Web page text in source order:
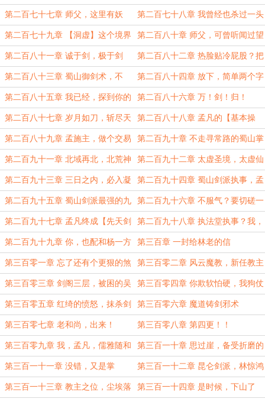
袭，来上一剑 能滥杀无辜
第二百七十七章 师父，这里有妖
气！
第二百七十八章 我曾经也杀过一头
狐妖
第二百七十九章 【洞虚】这个境界 第二百八十章 师父，可曾听闻过望
夫石
第二百八十一章 诚于剑，极于剑 第二百八十二章 热脸贴冷屁股？把
屁股打热
第二百八十三章 蜀山御剑术，不
差！
第二百八十四章 放下，简单两个字
寥寥十二笔
第二百八十五章 我已经，探到你的
极限
第二百八十六章 万！剑！归！
一！！
第二百八十七章 岁月如刀，斩尽天
下有情人
第二百八十八章 孟凡的【基本操
作】
第二百八十九章 孟施主，做个交易
如何？
第二百九十章 不走寻常路的蜀山掌
门
第二百九十一章 北域再北，北荒神
陵
第二百九十二章 太虚圣境，太虚仙
君
第二百九十三章 三日之内，必入凝
丹
第二百九十四章 蜀山剑派执事，孟
凡
第二百九十五章 蜀山剑派最强的九
位执事
第二百九十六章 不服气？要切磋一
下剑法吗？
第二百九十七章 孟凡终成【先天剑
体】
第二百九十八章 执法堂执事？我，
剑阁执事
第二百九十九章 你，也配和杨一方
相提并论？
第三百章 一封给林老的信
第三百零一章 忘了还有个更狠的煞
星
第三百零二章 风云魔教，新任教主
第三百零三章 剑阁三层，被困的吴
天
第三百零四章 你欺软怕硬，我狗仗
人势！
第三百零五章 红绮的愤怒，抹杀剑
灵
第三百零六章 魔道铸剑邪术
第三百零七章 老和尚，出来！ 第三百零八章 第四更！！
第三百零九章 我，孟凡，儒雅随和 第三百一十章 思过崖，备受折磨的
吴天
第三百一十一章 没错，又是掌
门！！！
第三百一十二章 昆仑剑派，林惊鸿
之子
第三百一十三章 教主之位，尘埃落 第三百一十四章 是时候，下山了